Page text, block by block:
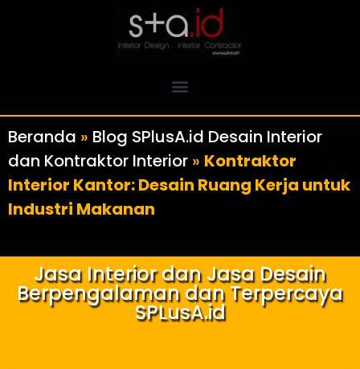
Beranda » Blog SPlusA.id Desain Interior
dan Kontraktor Interior » Kontraktor
Interior Kantor: Desain Ruang Kerja untuk
Industri Makanan
Jasa Interior dan Jasa Desain
Berpengalaman dan Terpercaya
SPLusA.id